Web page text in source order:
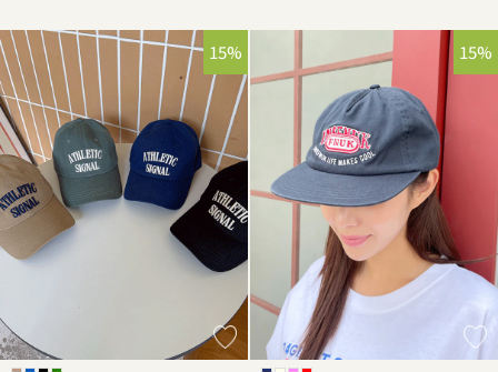
15% 15%